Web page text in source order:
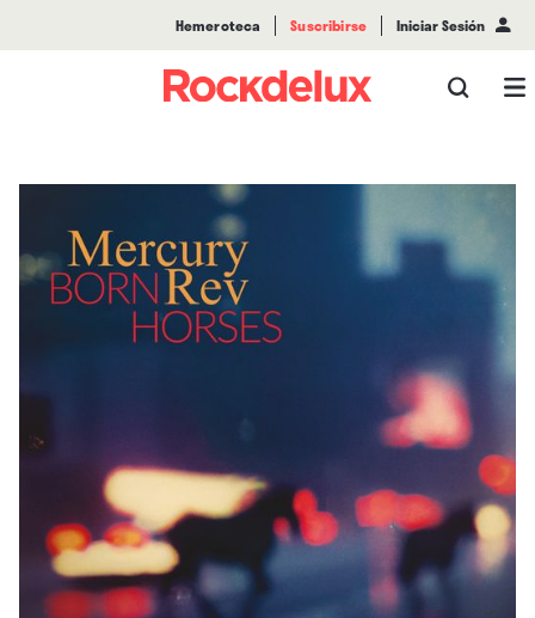
Hemeroteca Suscribirse Iniciar Sesión